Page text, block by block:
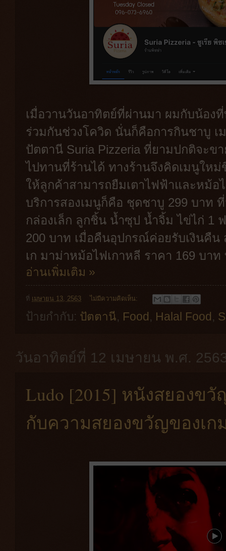
เมื่อวานวันอาทิตย์ที่ผ่านมา ผมกับน้อง
ร่วมกันช่วงโควิด นั่นก็คือการกินชาบู เ
ปัตตานี Suria Pizzeria ที่ยามปกติจะข
ไปทานที่ร้านได้ ทางร้านจึงคิดเมนูให
ให้ลูกค้าสามารถยืมเตาไฟฟ้าและหม้อ
บริการสองเมนูก็คือ ชุดชาบู 299 บาท
กล่องเล็ก ลูกชิ้น น้ำซุป น้ำจิ้ม ไข่ไก่ 1
200 บาท เมื่อคืนอุปกรณ์ค่อยรับเงินคืน
เก มาม่าหม้อไฟเกาหลี ราคา 169 บา
อ่านเพิ่มเติม »
ที่ เมษายน 13, 2563 ไม่มีความคิดเห็น:
ป้ายกำกับ: ปัตตานี, Food, Halal Food,
วันอาทิตย์ที่ 12 เมษายน พ.ศ.
Ludo [2015] หนังสยองข
กับความสยองขวัญของเ